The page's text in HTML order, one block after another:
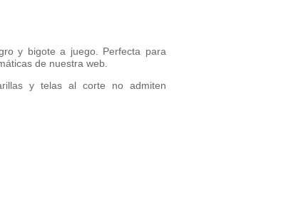
y bigote a juego. Perfecta para
de nuestra web.
y telas al corte no admiten